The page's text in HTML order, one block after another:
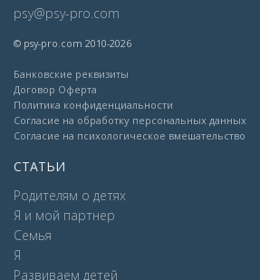
psy@psy-pro.com
© psy-pro.com 2010-2026
Банковские реквизиты
Договор Оферта
Политика конфиденциальности
Согласие на обработку персональных данных
Согласие на психологическое вмешательство
СТАТЬИ
Родителям о детях
Я и мой партнер
Семья
Я
Развиваем детей